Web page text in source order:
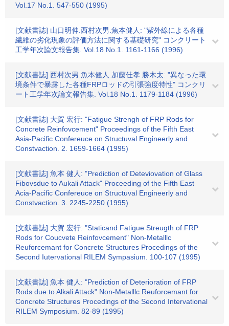
Vol.17 No.1. 547-550 (1995)
[文献書誌] 山口明伸.西村次男.魚本健人: "紫外線による各種
繊維の劣化現象の評価方法に関する基礎研究" コンクリート
工学年次論文報告集. Vol.18 No.1. 1161-1166 (1996)
[文献書誌] 西村次男.魚本健人.加藤佳孝.勝木太: "異なった環
境条件で暴露した各種FRPロッドの引張強度特性" コンクリ
ート工学年次論文報告集. Vol.18 No.1. 1179-1184 (1996)
[文献書誌] 大賀 宏行: "Fatigue Strengh of FRP Rods for
Concrete Reinfovcement" Proceedings of the Fifth East
Asia-Pacific Confereuce on Structuval Engineerly and
Constvaction. 2. 1659-1664 (1995)
[文献書誌] 魚本 健人: "Prediction of Deteviovation of Glass
Fibovsdue to Aukali Attack" Proceeding of the Fifth East
Acia-Pacific Confereuce on Structuval Engineerly and
Constvaction. 3. 2245-2250 (1995)
[文献書誌] 大賀 宏行: "Staticand Fatigue Streugth of FRP
Rods for Coucvete Reinfovcement" Non-Metalllc
Reuforcemant for Concrete Structures Procedings of the
Second Iutervational RILEM Sympasium. 100-107 (1995)
[文献書誌] 魚本 健人: "Prediction of Deterioration of FRP
Rods due to Alkali Attack" Non-Metalllc Reuforcemant for
Concrete Structures Procedings of the Second Intervational
RILEM Symposium. 82-89 (1995)